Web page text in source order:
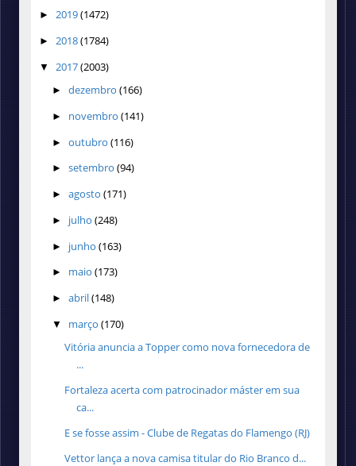
► 2019(1472)
► 2018(1784)
▼ 2017(2003)
► dezembro (166)
► novembro (141)
► outubro (116)
► setembro (94)
► agosto (171)
► julho (248)
► junho (163)
► maio (173)
► abril(148)
▼ março (170)
Vitória anuncia a Topper como nova fornecedora de
...
Fortaleza acerta com patrocinador máster em sua
ca...
E se fosse assim - Clube de Regatas do Flamengo (RJ)
Vettor lança a nova camisa titular do Rio Branco d...